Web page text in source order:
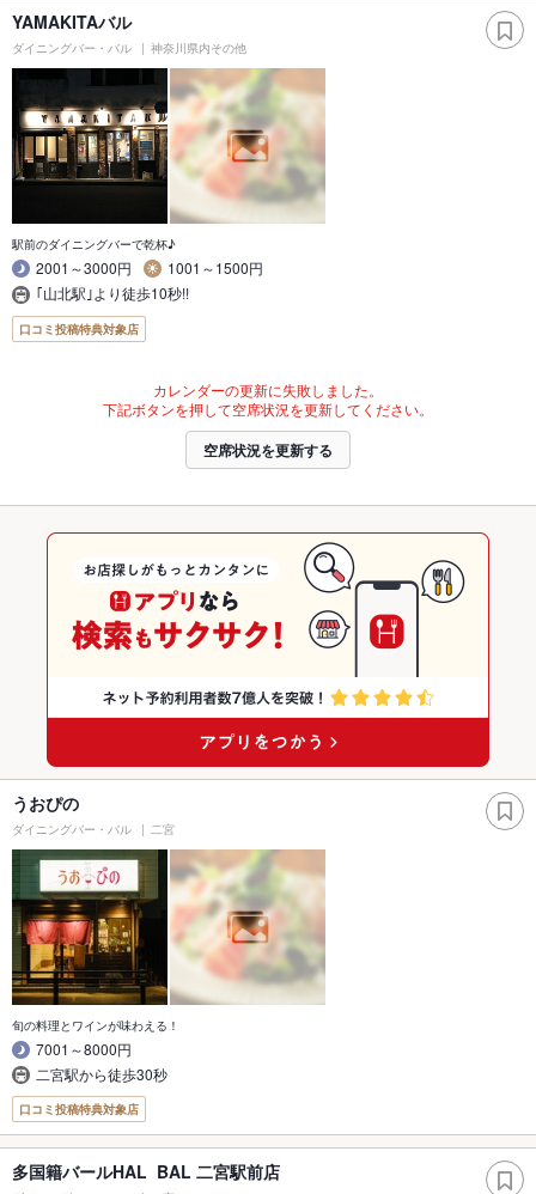
YAMAKITAバル
ダイニングバー・バル 神奈川県内その他
駅前のダイニングバーで乾杯♪
2001～3000円
1001～1500円
｢山北駅｣より徒歩10秒!!
口コミ投稿特典対象店
カレンダーの更新に失敗しました。
下記ボタンを押して空席状況を更新してください。
空席状況を更新する
うおぴの
ダイニングバー・バル 二宮
旬の料理とワインが味わえる！
7001～8000円
二宮駅から徒歩30秒
口コミ投稿特典対象店
多国籍バールHAL BAL 二宮駅前店